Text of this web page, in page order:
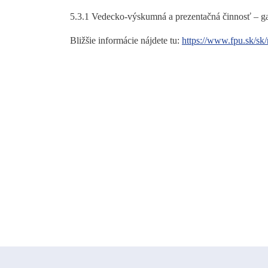
5.3.1 Vedecko-výskumná a prezentačná činnosť –
Bližšie informácie nájdete tu: https://www.fpu.sk/